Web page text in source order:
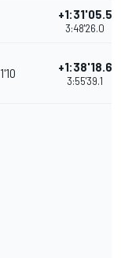
+1:31'05.5
3:48'26.0
1'10 +1:38'18.6
3:55'39.1